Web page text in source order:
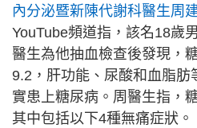
內分泌暨新陳代謝科醫生周
YouTube頻道指，該名18歲
醫生為他抽血檢查後發現，
9.2，肝功能、尿酸和血脂肪
實患上糖尿病。周醫生指，
其中包括以下4種無痛症狀。